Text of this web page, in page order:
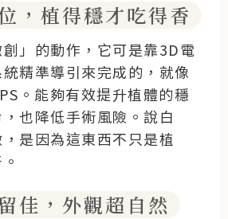
，植得穩才吃得香
」的動作，它可是靠3D電
精準導引來完成的，就像
。能夠有效提升植體的穩
也降低手術風險。說白
是因為這東西不只是植
佳，外觀超自然